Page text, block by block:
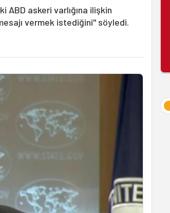
ABD askeri varlığına ilişkin
vermek istediğini" söyledi.